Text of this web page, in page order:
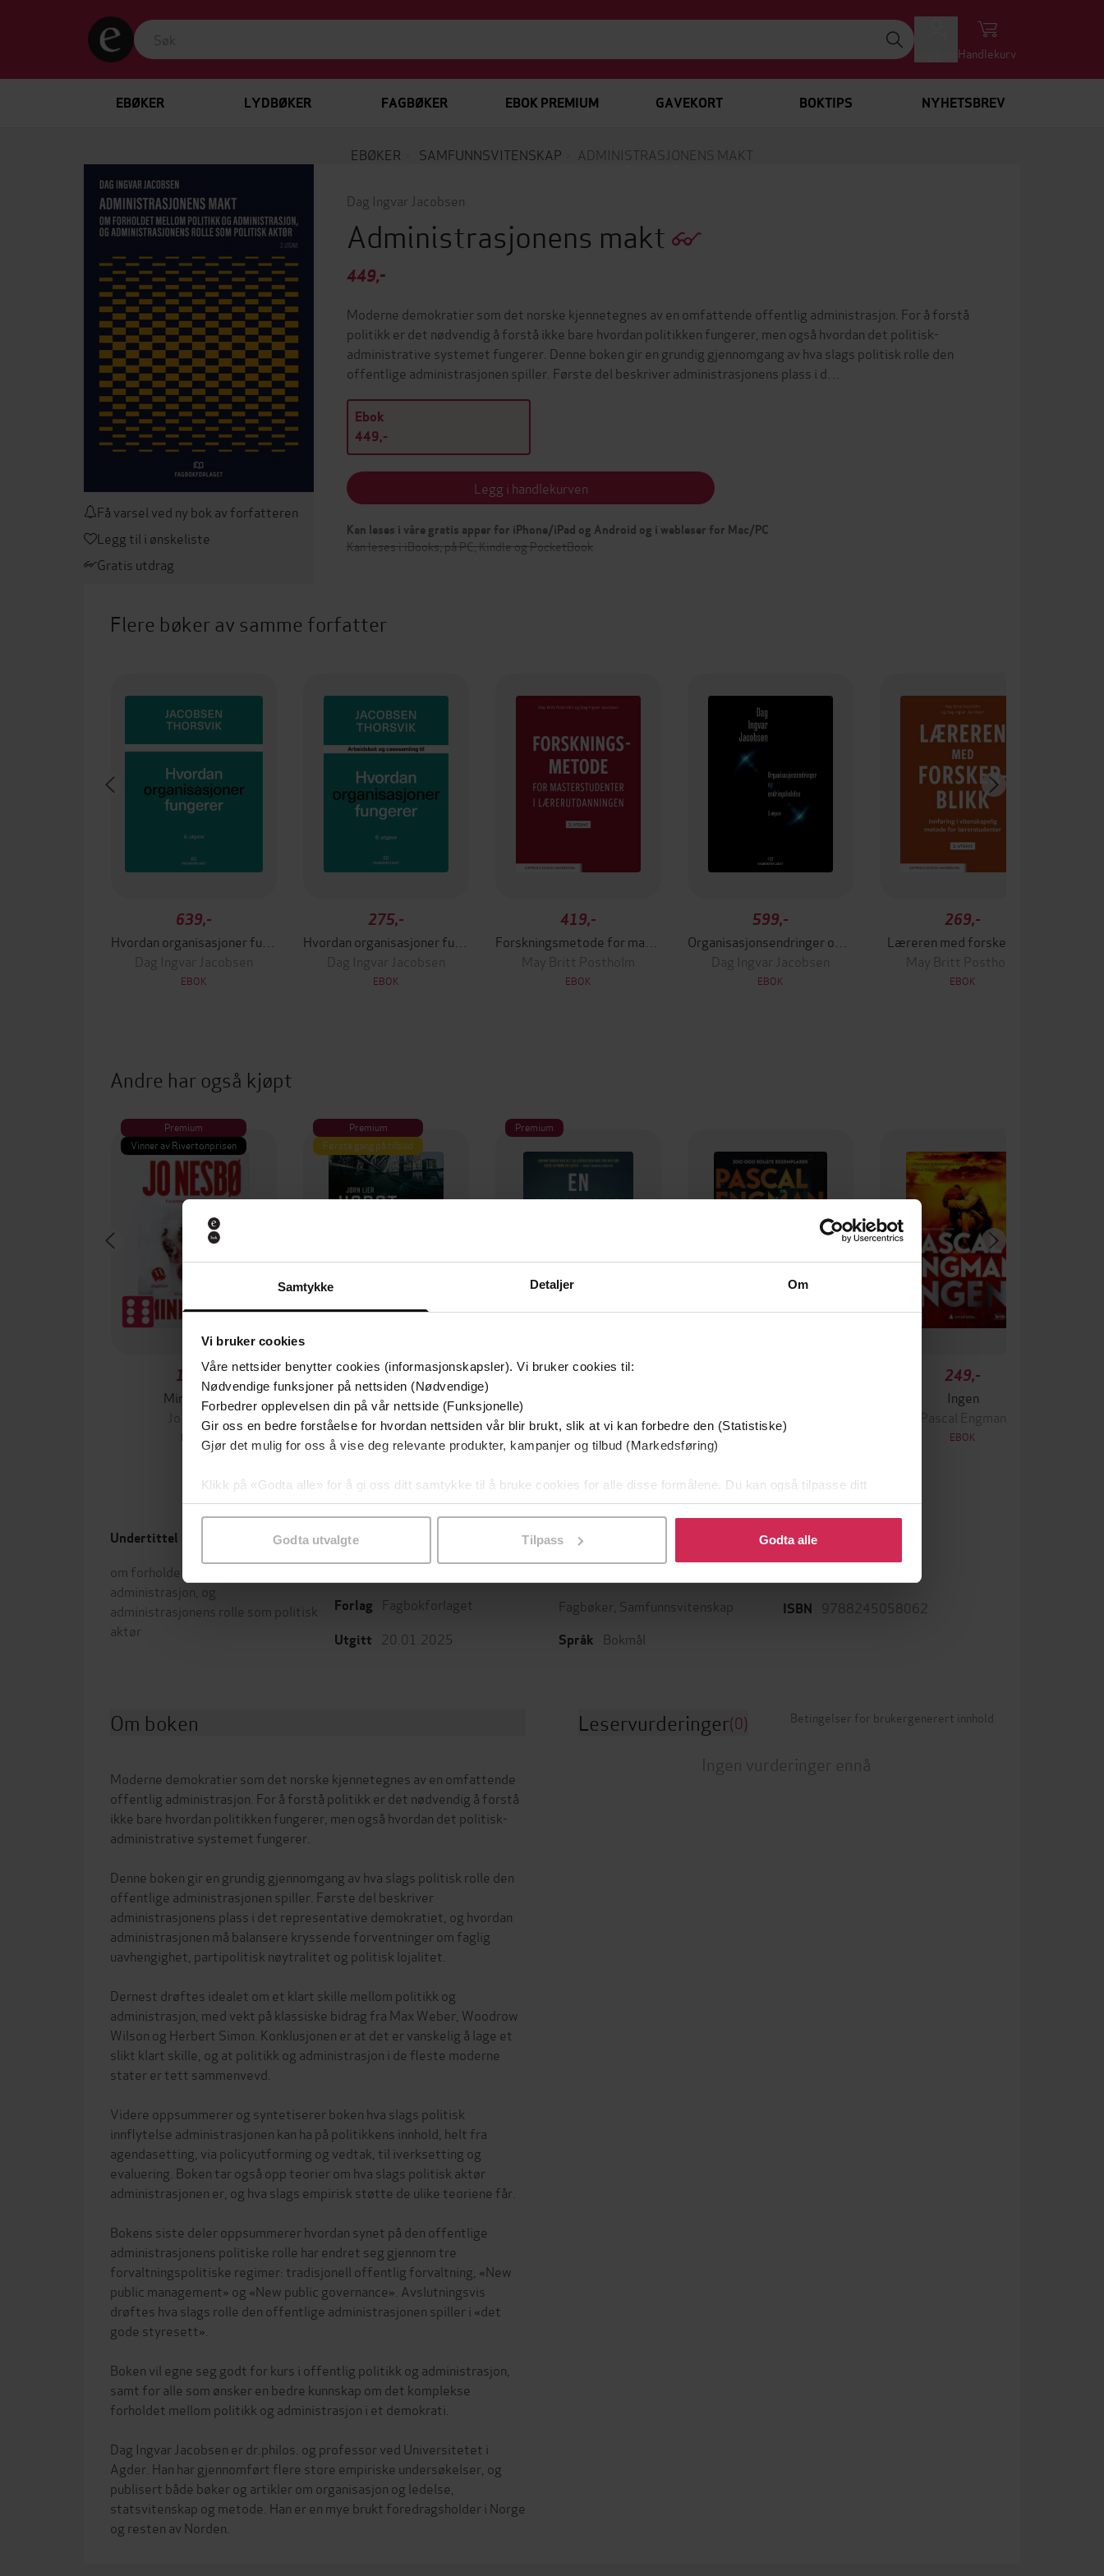
Samtykke Detaljer Om
Vi bruker cookies
Våre nettsider benytter cookies (informasjonskapsler). Vi bruker cookies til:
Nødvendige funksjoner på nettsiden (Nødvendige)
Forbedrer opplevelsen din på vår nettside (Funksjonelle)
Gir oss en bedre forståelse for hvordan nettsiden vår blir brukt, slik at vi kan forbedre den (Statistiske)
Gjør det mulig for oss å vise deg relevante produkter, kampanjer og tilbud (Markedsføring)
Klikk på «Godta alle» for å gi oss ditt samtykke til å bruke cookies for alle disse formålene. Du kan også tilpasse ditt
samtykke til spesifikke formål ved å klikke på «Tilpass». Du kan når som helst trekke tilbake eller endre ditt samtykke.
Godta utvalgte Tilpass Godta alle
Handlekurv
EBØKER LYDBØKER FAGBØKER EBOK PREMIUM GAVEKORT BOKTIPS NYHETSBREV
EBØKER SAMFUNNSVITENSKAP ADMINISTRASJONENS MAKT
Få varsel ved ny bok av forfatteren
Legg til i ønskeliste
Gratis utdrag
Dag Ingvar Jacobsen
Administrasjonens makt
449,-
Moderne demokratier som det norske kjennetegnes av en omfattende offentlig administrasjon. For å forstå
politikk er det nødvendig å forstå ikke bare hvordan politikken fungerer, men også hvordan det politisk-
administrative systemet fungerer. Denne boken gir en grundig gjennomgang av hva slags politisk rolle den
offentlige administrasjonen spiller. Første del beskriver administrasjonens plass i d…
Ebok
449,-
Legg i handlekurven
Kan leses i våre gratis apper for iPhone/iPad og Android og i webleser for Mac/PC
Kan leses i iBooks, på PC, Kindle og PocketBook
Flere bøker av samme forfatter
639,-
Dag Ingvar Jacobsen
EBOK
275,-
Dag Ingvar Jacobsen
EBOK
419,-
May Britt Postholm
EBOK
599,-
Dag Ingvar Jacobsen
EBOK
269,-
Læreren med forskerblikk
May Britt Postholm
EBOK
Andre har også kjøpt
Premium
Vinner av Rivertonprisen
199,-
Minnesota
Jo Nesbø
EBOK
Premium
Første gang på tilbud
349,-
Utskudd
Jørn Lier Horst
Premium
149,-
Stian Hjelvin Andersen
EBOK
249,-
Ingen
Pascal Engman
EBOK
Undertittel
om forholdet mellom politikk og
administrasjon, og
administrasjonens rolle som politisk
aktør
Forfattere
Dag Ingvar Jacobsen(forfatter)
Forlag Fagbokforlaget
Utgitt 20.01.2025
Lengde
Fagbøker Samfunnsvitenskap
Språk Bokmål
Format
ISBN 9788245058062
Om boken
Moderne demokratier som det norske kjennetegnes av en omfattende
offentlig administrasjon. For å forstå politikk er det nødvendig å forstå
ikke bare hvordan politikken fungerer, men også hvordan det politisk-
administrative systemet fungerer.
Denne boken gir en grundig gjennomgang av hva slags politisk rolle den
offentlige administrasjonen spiller. Første del beskriver
administrasjonens plass i det representative demokratiet, og hvordan
administrasjonen må balansere kryssende forventninger om faglig
uavhengighet, partipolitisk nøytralitet og politisk lojalitet.
Dernest drøftes idealet om et klart skille mellom politikk og
administrasjon, med vekt på klassiske bidrag fra Max Weber, Woodrow
Wilson og Herbert Simon. Konklusjonen er at det er vanskelig å lage et
slikt klart skille, og at politikk og administrasjon i de fleste moderne
stater er tett sammenvevd.
Videre oppsummerer og syntetiserer boken hva slags politisk
innflytelse administrasjonen kan ha på politikkens innhold, helt fra
agendasetting, via policyutforming og vedtak, til iverksetting og
evaluering. Boken tar også opp teorier om hva slags politisk aktør
administrasjonen er, og hva slags empirisk støtte de ulike teoriene får.
Bokens siste deler oppsummerer hvordan synet på den offentlige
administrasjonens politiske rolle har endret seg gjennom tre
forvaltningspolitiske regimer: tradisjonell offentlig forvaltning, «New
public management» og «New public governance». Avslutningsvis
drøftes hva slags rolle den offentlige administrasjonen spiller i «det
gode styresett».
Boken vil egne seg godt for kurs i offentlig politikk og administrasjon,
samt for alle som ønsker en bedre kunnskap om det komplekse
forholdet mellom politikk og administrasjon i et demokrati.
Dag Ingvar Jacobsen er dr.philos. og professor ved Universitetet i
Agder. Han har gjennomført flere store empiriske undersøkelser, og
publisert både bøker og artikler om organisasjon og ledelse,
statsvitenskap og metode. Han er en mye brukt foredragsholder i Norge
Leservurderinger(0) Betingelser for brukergenerert innhold
Ingen vurderinger ennå